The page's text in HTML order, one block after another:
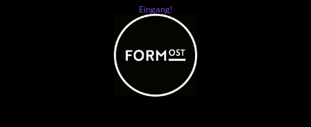
Eingang!